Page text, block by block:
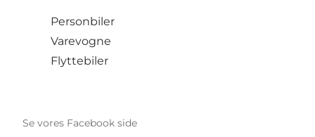
Personbiler
Varevogne
Flyttebiler
Se vores Facebook side